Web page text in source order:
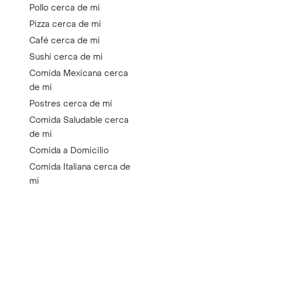
Pollo cerca de mi
Pizza cerca de mi
Café cerca de mi
Sushi cerca de mi
Comida Mexicana cerca
de mi
Postres cerca de mi
Comida Saludable cerca
de mi
Comida a Domicilio
Comida Italiana cerca de
mi